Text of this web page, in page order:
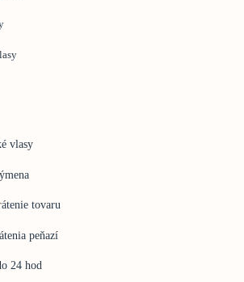
vlasy
tovaru
peňazí
24 hod